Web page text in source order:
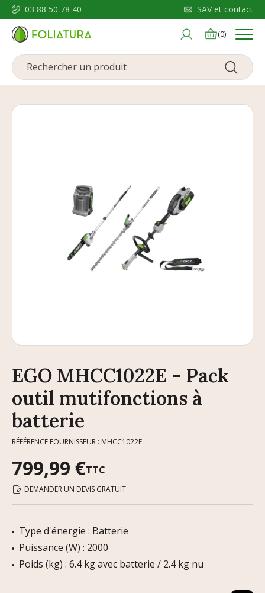
03 88 50 78 40 SAV et contact
(0) Menu
EGO MHCC1022E - Pack
outil mutifonctions à
batterie
RÉFÉRENCE FOURNISSEUR : MHCC1022E
799,99 €TTC
DEMANDER UN DEVIS GRATUIT
Type d'énergie : Batterie
Puissance (W) : 2000
Poids (kg) : 6.4 kg avec batterie / 2.4 kg nu